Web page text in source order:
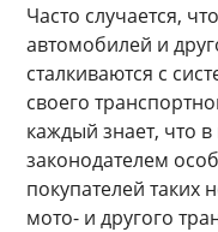
Часто случается,
автомобилей и
сталкиваются с
своего
каждый знает, что
законодателем
покупателей таких
мото- и другого